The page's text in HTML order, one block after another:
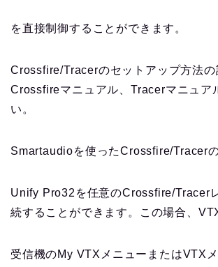
を直接制御することができます。
Crossfire/Tracerのセットアップ方法の
Crossfireマニュアル、Tracerマニュア
い。
Smartaudioを使ったCrossfire/Tracer
Unify Pro32を任意のCrossfire/Tracer
続することができます。この場合、
受信機のMy VTXメニューまたはVTXメ